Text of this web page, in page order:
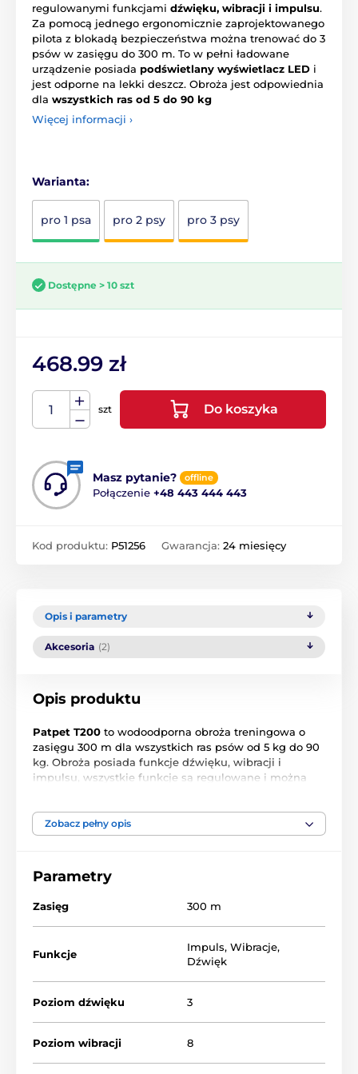
regulowanymi funkcjami dźwięku, wibracji i impulsu.
Za pomocą jednego ergonomicznie zaprojektowanego
pilota z blokadą bezpieczeństwa można trenować do 3
psów w zasięgu do 300 m. To w pełni ładowane
urządzenie posiada podświetlany wyświetlacz LED i
jest odporne na lekki deszcz. Obroża jest odpowiednia
dla wszystkich ras od 5 do 90 kg
Więcej informacji ›
Warianta:
pro 1 psa pro 2 psy pro 3 psy
Dostępne > 10 szt
468.99 zł
szt Do koszyka
Masz pytanie? offline
Połączenie +48 443 444 443
Kod produktu: P51256 Gwarancja: 24 miesięcy
Opis i parametry
Akcesoria (2)
Opis produktu
Patpet T200 to wodoodporna obroża treningowa o
zasięgu 300 m dla wszystkich ras psów od 5 kg do 90
kg. Obroża posiada funkcje dźwięku, wibracji i
impulsu, wszystkie funkcje są regulowane i można
dla 3 psów jednocześnie. Ergonomicznie
zaprojektowany nadajnik z wyświetlaczem LED
każdej funkcji
zabezpieczającą przed przypadkowym wciśnięciem
przycisku, np. w kieszeni. W zestawie znajdują się
elektrody krótkie i długie z gumowymi osłonami,
dzięki czemu obroża jest bardzo delikatna i
odpowiednia psów wrażliwych czy skłonnych do
wysypek. Po 2-godzinnym ładowaniu za pomocą
Zobacz pełny opis
Parametry
Zasięg 300 m
Funkcje
Impuls, Wibracje,
Dźwięk
Poziom dźwięku 3
Poziom wibracji 8